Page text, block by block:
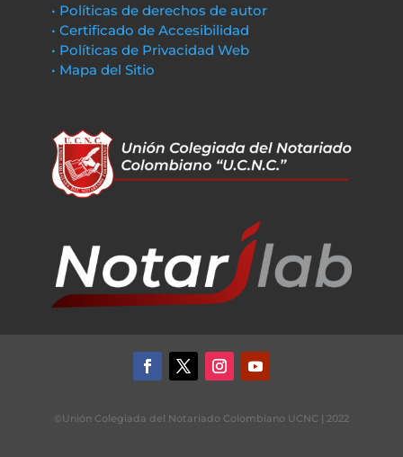
• Políticas de derechos de autor
• Certificado de Accesibilidad
• Políticas de Privacidad Web
• Mapa del Sitio
©Unión Colegiada del Notariado Colombiano UCNC | 2022